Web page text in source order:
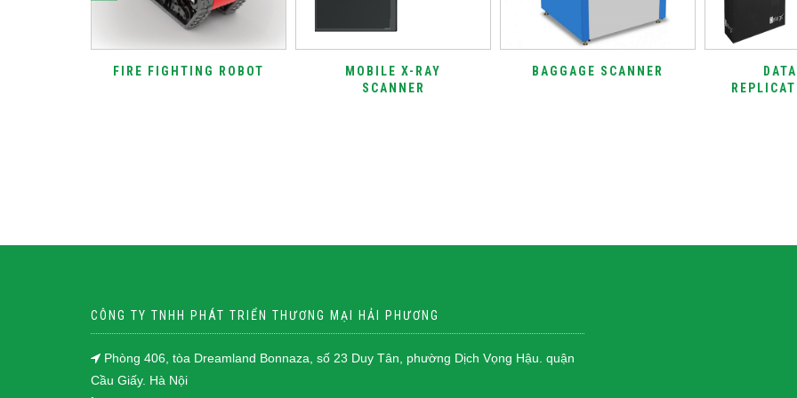
FIRE FIGHTING ROBOT
MOBILE X-RAY
SCANNER
BAGGAGE SCANNER
CÔNG TY TNHH PHÁT TRIỂN THƯƠNG MẠI HẢI PHƯƠNG
Phòng 406, tòa Dreamland Bonnaza, số 23 Duy Tân, phường Dịch Vọng Hậu. quận
Cầu Giấy. Hà Nội